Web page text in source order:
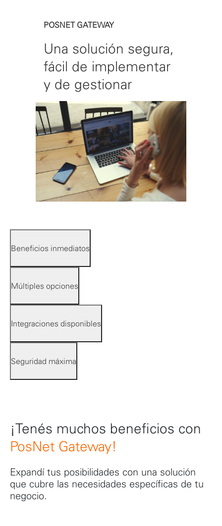
POSNET GATEWAY
Una solución segura,
fácil de implementar
y de gestionar
Beneficios inmediatos
Múltiples opciones
Integraciones disponibles
Seguridad máxima
¡Tenés muchos beneficios con
PosNet Gateway!
Expandí tus posibilidades con una solución
que cubre las necesidades específicas de tu
negocio.